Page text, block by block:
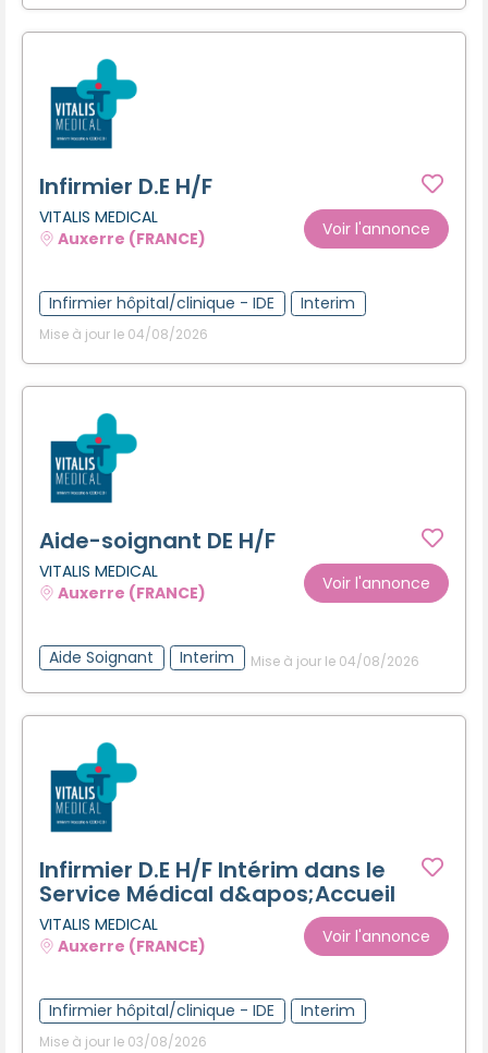
Infirmier D.E H/F
VITALIS MEDICAL
Auxerre (FRANCE)
Voir l'annonce
Infirmier hôpital/clinique - IDE Interim
Mise à jour le 04/08/2026
Aide-soignant DE H/F
VITALIS MEDICAL
Auxerre (FRANCE)
Voir l'annonce
Aide Soignant Interim Mise à jour le 04/08/2026
Infirmier D.E H/F Intérim dans le
Service Médical d&apos;Accueil
VITALIS MEDICAL
Auxerre (FRANCE)
Voir l'annonce
Infirmier hôpital/clinique - IDE Interim
Mise à jour le 03/08/2026